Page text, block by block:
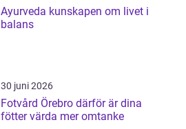
Ayurveda kunskapen om livet i
balans
30 juni 2026
Fotvård Örebro därför är dina
fötter värda mer omtanke